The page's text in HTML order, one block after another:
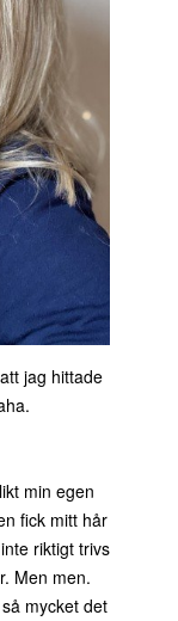
jag hittade
min egen
fick mitt hår
riktigt trivs
Men men.
mycket det